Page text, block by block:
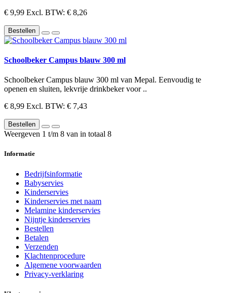
€ 9,99 Excl. BTW: € 8,26
Bestellen
Schoolbeker Campus blauw 300 ml
Schoolbeker Campus blauw 300 ml van Mepal. Eenvoudig te
openen en sluiten, lekvrije drinkbeker voor ..
€ 8,99 Excl. BTW: € 7,43
Bestellen
Weergeven 1 t/m 8 van in totaal 8
Informatie
Bedrijfsinformatie
Babyservies
Kinderservies
Kinderservies met naam
Melamine kinderservies
Nijntje kinderservies
Bestellen
Betalen
Verzenden
Klachtenprocedure
Algemene voorwaarden
Privacy-verklaring